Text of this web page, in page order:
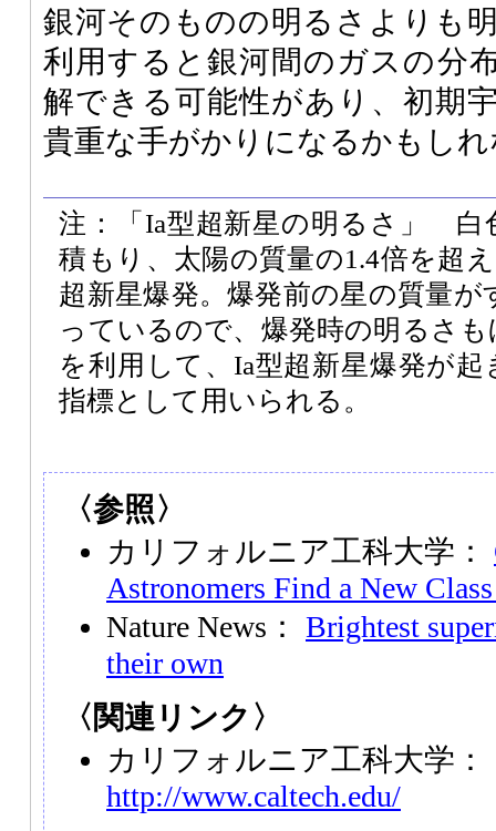
銀河そのものの明るさよりも
利用すると銀河間のガスの分
解できる可能性があり、初期
貴重な手がかりになるかもし
注：「Ia型超新星の明るさ」 白
積もり、太陽の質量の1.4倍を超
超新星爆発。爆発前の星の質量が
っているので、爆発時の明るさ
を利用して、Ia型超新星爆発が
指標として用いられる。
〈参照〉
カリフォルニア工科大学：
Astronomers Find a New
Nature News： Brightest
their own
〈関連リンク〉
カリフォルニア工科大学：
http://www.caltech.edu/